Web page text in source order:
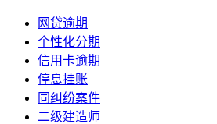
网贷逾期
个性化分期
信用卡逾期
停息挂账
同纠纷案件
二级建造师